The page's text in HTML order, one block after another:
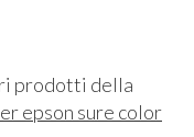
prodotti della
epson sure color